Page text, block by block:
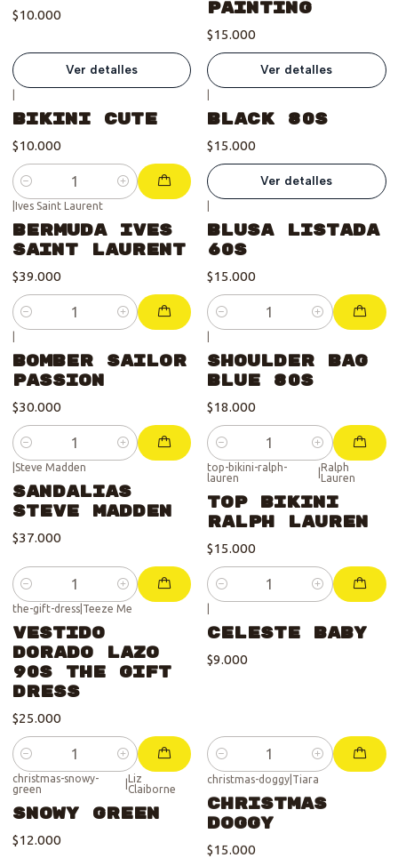
$10.000
Ver detalles
Painting
$15.000
Ver detalles
Bikini Cute
$10.000
Cantidad
Black 80s
$15.000
Ver detalles
Ives Saint Laurent
Bermuda Ives
Saint Laurent
$39.000
Cantidad
Blusa listada
60s
$15.000
Cantidad
Bomber Sailor
Passion
$30.000
Cantidad
Shoulder bag
Blue 80s
$18.000
Cantidad
Steve Madden
Sandalias
Steve Madden
$37.000
Cantidad
top-bikini-ralph-
lauren
|Ralph
Lauren
Top Bikini
Ralph Lauren
$15.000
Cantidad
the-gift-dress| Teeze Me
Vestido
Dorado Lazo
90s The Gift
Dress
$25.000
Cantidad
Celeste Baby
$9.000
Cantidad
christmas-snowy-
green
Liz
Claiborne
Snowy Green
$12.000
christmas-doggy Tiara
Christmas
Doggy
$15.000